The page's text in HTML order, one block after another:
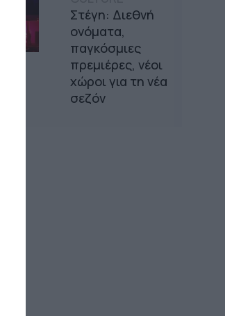
Στέγη: Διεθνή
ονόματα,
παγκόσμιες
πρεμιέρες, νέοι
χώροι για τη νέα
σεζόν